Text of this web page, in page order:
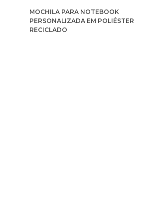
MOCHILA PARA NOTEBOOK
PERSONALIZADA EM POLIÉSTER
RECICLADO